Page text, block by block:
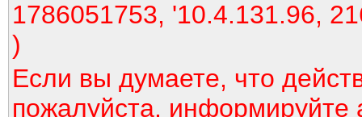
1786051753, '10.4.131.96,
)
Если вы думаете, что
пожалуйста, информируйте